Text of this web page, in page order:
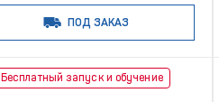
ПОД ЗАКАЗ
Бесплатный запуск и обучение